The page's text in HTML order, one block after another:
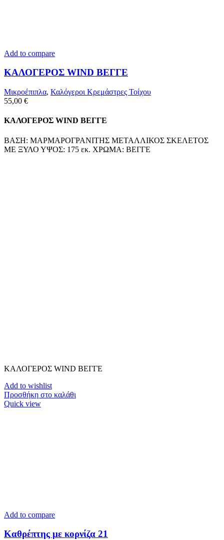
Add to compare
ΚΑΛΟΓΕΡΟΣ WIND ΒΕΓΓΕ
Μικροέπιπλα, Καλόγεροι Κρεμάστρες Τοίχου
55,00 €
ΚΑΛΟΓΕΡΟΣ WIND ΒΕΓΓΕ
ΒΑΣΗ: ΜΑΡΜΑΡΟΓΡΑΝΙΤΗΣ ΜΕΤΑΛΛΙΚΟΣ ΣΚΕΛΕΤΟΣ
ΜΕ ΞΥΛΟ ΥΨΟΣ: 175 εκ. ΧΡΩΜΑ: ΒΕΓΓΕ
ΚΑΛΟΓΕΡΟΣ WIND ΒΕΓΓΕ
Add to wishlist
Προσθήκη στο καλάθι
Quick view
Add to compare
Καθρέπτης με κορνίζα 21